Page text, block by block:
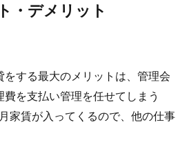
・デメリット
をする最大のメリットは、管理会
を支払い管理を任せてしまう
家賃が入ってくるので、他の仕事